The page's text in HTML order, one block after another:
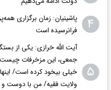
۴
پاشینیان: زمان برگزاری
فرانرسیده است
۵
آیت الله خرازی: یکی از
جمعی، این مزخرفات
خیلی بیخود کرده است/
ولایت فقیه/ من با دوست و